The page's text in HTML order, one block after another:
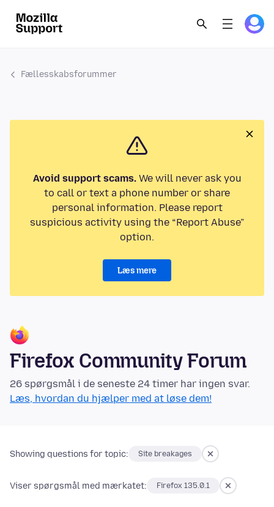
Fællesskabsforummer
Avoid support scams.We will never ask you
to call or text a phone number or share
personal information. Please report
suspicious activity using the “Report Abuse”
option.
Læs mere
Firefox Community Forum
26 spørgsmål i de seneste 24 timer har ingen svar.
Læs, hvordan du hjælper med at løse dem!
Showing questions for topic: Site breakages
Viser spørgsmål med mærkatet: Firefox 135.0.1